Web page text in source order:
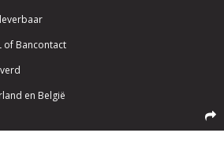
of Bancontact
en België